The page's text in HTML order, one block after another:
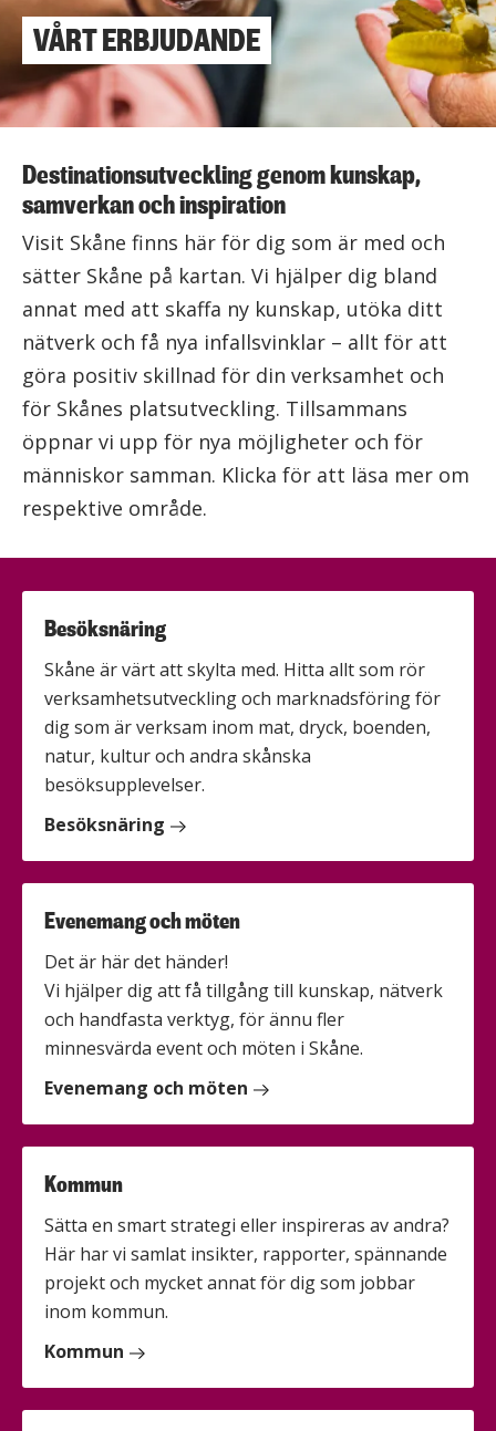
VÅRT ERBJUDANDE
Destinationsutveckling genom kunskap,
samverkan och inspiration
Visit Skåne finns här för dig som är med och
sätter Skåne på kartan. Vi hjälper dig bland
annat med att skaffa ny kunskap, utöka ditt
nätverk och få nya infallsvinklar – allt för att
göra positiv skillnad för din verksamhet och
för Skånes platsutveckling. Tillsammans
öppnar vi upp för nya möjligheter och för
människor samman. Klicka för att läsa mer om
respektive område.
Besöksnäring
Skåne är värt att skylta med. Hitta allt som rör
verksamhetsutveckling och marknadsföring för
dig som är verksam inom mat, dryck, boenden,
natur, kultur och andra skånska
besöksupplevelser.
Besöksnäring
Evenemang och möten
Det är här det händer!
Vi hjälper dig att få tillgång till kunskap, nätverk
och handfasta verktyg, för ännu fler
minnesvärda event och möten i Skåne.
Evenemang och möten
Kommun
Sätta en smart strategi eller inspireras av andra?
Här har vi samlat insikter, rapporter, spännande
projekt och mycket annat för dig som jobbar
inom kommun.
Kommun